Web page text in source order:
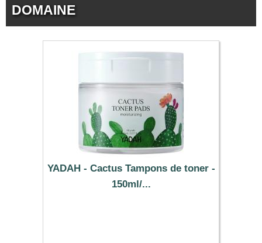
DOMAINE
YADAH - Cactus Tampons de toner -
150ml/...